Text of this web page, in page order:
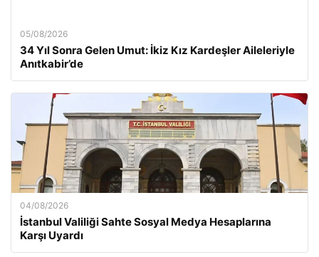
05/08/2026
34 Yıl Sonra Gelen Umut: İkiz Kız Kardeşler Aileleriyle
Anıtkabir’de
04/08/2026
İstanbul Valiliği Sahte Sosyal Medya Hesaplarına
Karşı Uyardı